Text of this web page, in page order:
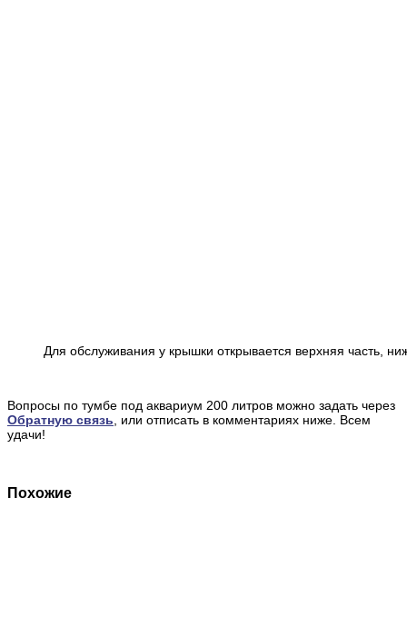
Для обслуживания у крышки открывается верхняя часть,
Вопросы по тумбе под аквариум 200 литров можно задать через
Обратную связь, или отписать в комментариях ниже. Всем
удачи!
Похожие